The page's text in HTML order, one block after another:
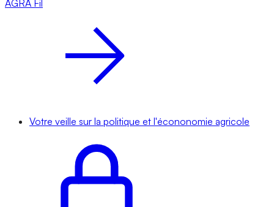
AGRA Fil
Votre veille sur la politique et l'écononomie agricole